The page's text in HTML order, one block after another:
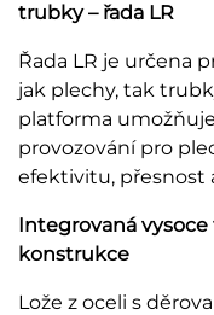
trubky – řada LR
Řada LR je určena
jak plechy, tak
platforma
provozování pro
efektivitu, přesnost
Integrovaná
konstrukce
Lože z oceli s